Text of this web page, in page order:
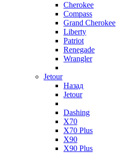
Cherokee
Compass
Grand Cherokee
Liberty
Patriot
Renegade
Wrangler
Jetour
Назад
Jetour
Dashing
X70
X70 Plus
X90
X90 Plus